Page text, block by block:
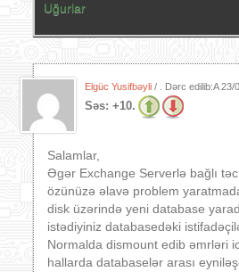
Uğurlar
Elgüc Yusifbəyli / . Dərc edilib:A23/
Səs: +10.
Salamlar,
Əgər Exchange Serverlə bağlı
özünüzə əlavə problem
disk üzərində yeni database
istədiyiniz databasedəki
Normalda dismount edib əmrləri
hallarda databaselər arası